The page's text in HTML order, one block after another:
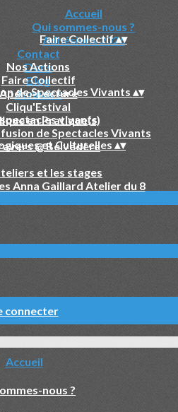
Accueil
Qui sommes-nous ?
Adhésions 2026
Contact
Dons
Blog
Annuaire
Faire Collectif▴▾
Nos Actions
Faire Collectif
Lecture
Cliqu'Estival
en Pratique(s)
de Spectacles Vivants ▴▾
vivants
de Spectacles Vivants
@ Belvédère
et Culturelles ▴▾
et les stages
Anna Gaillard Atelier du 8
connecter
Accueil
nous ?